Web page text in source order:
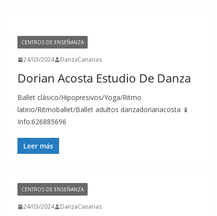
CENTROS DE ENSEÑANZA
24/03/2024 DanzaCanarias
Dorian Acosta Estudio De Danza
Ballet clásico/Hipopresivos/Yoga/Ritmo
latino/Ritmoballet/Ballet adultos danzadorianacosta 📱
Info:626885696
Leer más
CENTROS DE ENSEÑANZA
24/03/2024 DanzaCanarias